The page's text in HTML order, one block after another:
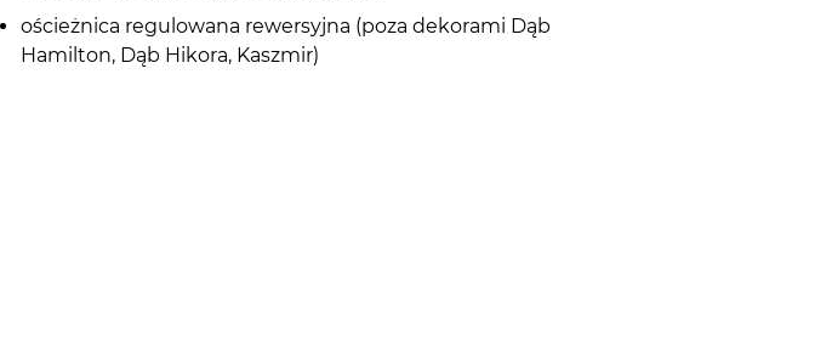
ościeżnica regulowana rewersyjna (poza dekorami Dąb
Hamilton, Dąb Hikora, Kaszmir)